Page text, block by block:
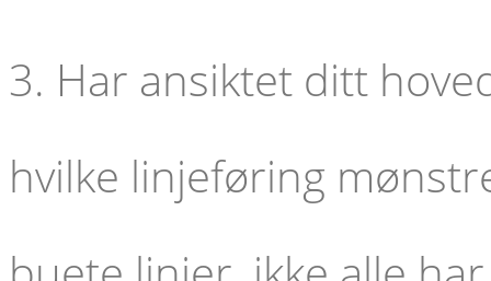
3. Har ansiktet ditt
hvilke linjeføring